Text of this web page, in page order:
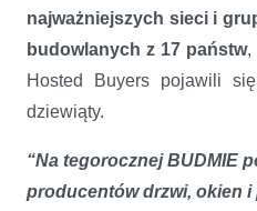
najważniejszych sieci i
budowlanych z 17 państw,
Hosted Buyers pojawili
dziewiąty.
“Na tegorocznej BUDMIE
producentów drzwi, okien